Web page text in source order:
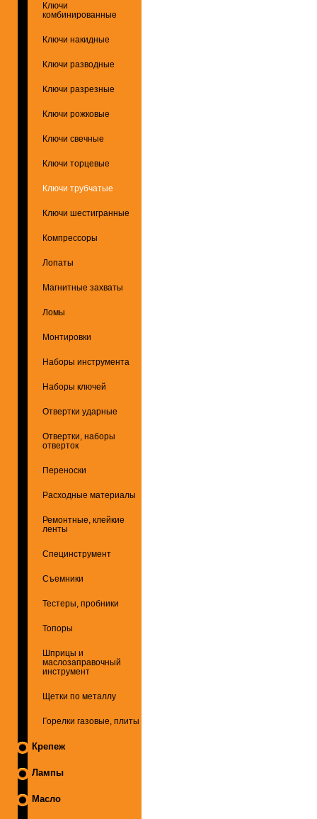
Ключи
комбинированные
Ключи накидные
Ключи разводные
Ключи разрезные
Ключи рожковые
Ключи свечные
Ключи торцевые
Ключи трубчатые
Ключи шестигранные
Компрессоры
Лопаты
Магнитные захваты
Ломы
Монтировки
Наборы инструмента
Наборы ключей
Отвертки ударные
Отвертки, наборы
отверток
Переноски
Расходные материалы
Ремонтные, клейкие
ленты
Специнструмент
Съемники
Тестеры, пробники
Топоры
Шприцы и
маслозаправочный
инструмент
Щетки по металлу
Горелки газовые, плиты
Крепеж
Лампы
Масло